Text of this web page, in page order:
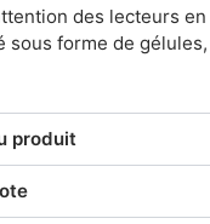
des lecteurs
sous forme de
produit